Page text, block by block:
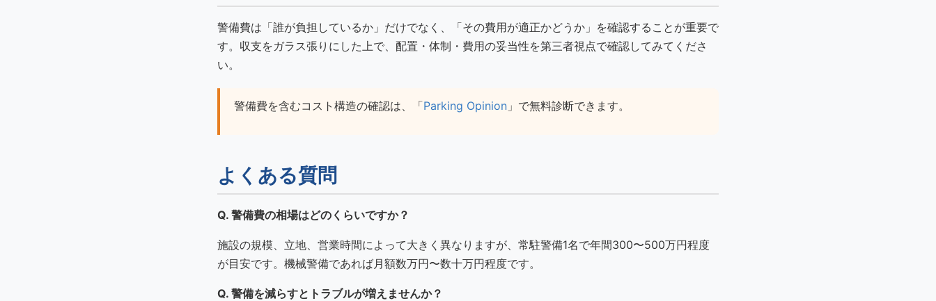
警備費は「誰が負担しているか」だけでなく、「その費用が適正かどうか」を確認することが重要で
す。収支をガラス張りにした上で、配置・体制・費用の妥当性を第三者視点で確認してみてくださ
い。
警備費を含むコスト構造の確認は、「Parking Opinion 」で無料診断できます。
よくある質問
Q. 警備費の相場はどのくらいですか？
施設の規模、立地、営業時間によって大きく異なりますが、常駐警備1名で年間300〜500万円程度
が目安です。機械警備であれば月額数万円〜数十万円程度です。
Q. 警備を減らすとトラブルが増えませんか？